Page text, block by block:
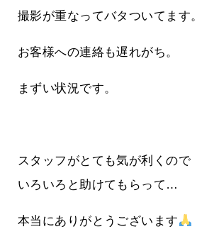
撮影が重なってバタついてます。
お客様への連絡も遅れがち。
まずい状況です。
スタッフがとても気が利くので
いろいろと助けてもらって…
本当にありがとうございます